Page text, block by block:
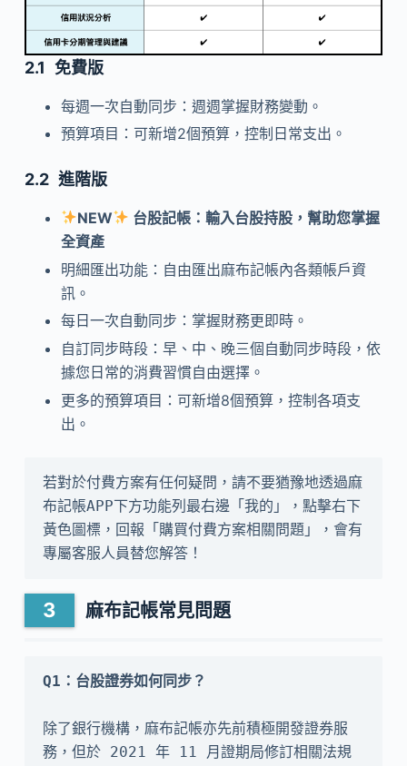
免費版
每週一次自動同步：週週掌握財務變動。
預算項目：可新增2個預算，控制日常支出。
進階版
NEW
台股記帳：輸入台股持股，幫助您掌握
全資產
明細匯出功能：自由匯出麻布記帳內各類帳戶資
訊。
每日一次自動同步：掌握財務更即時。
自訂同步時段：早、中、晚三個自動同步時段，依
據您日常的消費習慣自由選擇。
更多的預算項目：可新增8個預算，控制各項支
出。
若對於付費方案有任何疑問，請不要猶豫地透過麻
布記帳APP下方功能列最右邊「我的」，點擊右下
黃色圖標，回報「購買付費方案相關問題」，會有
專屬客服人員替您解答！
麻布記帳常見問題
除了銀行機構，麻布記帳亦先前積極開發證券服
務，但於 2021 年 11 月證期局修訂相關法規